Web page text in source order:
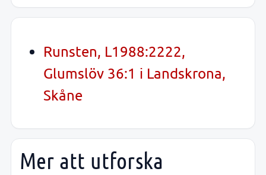
Runsten, L1988:2222,
Glumslöv 36:1 i Landskrona,
Skåne
Mer att utforska